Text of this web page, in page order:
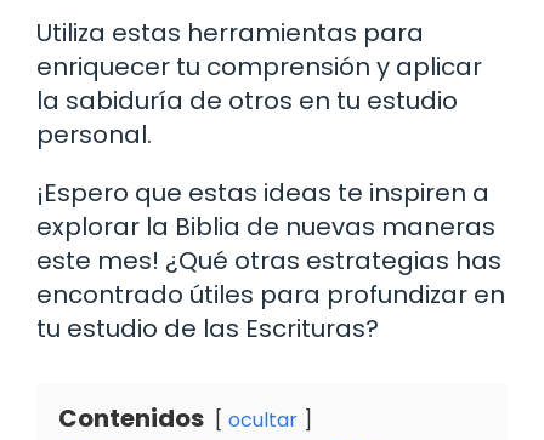
Utiliza estas herramientas para
enriquecer tu comprensión y aplicar
la sabiduría de otros en tu estudio
personal.
¡Espero que estas ideas te inspiren a
explorar la Biblia de nuevas maneras
este mes! ¿Qué otras estrategias has
encontrado útiles para profundizar en
tu estudio de las Escrituras?
Contenidos ocultar